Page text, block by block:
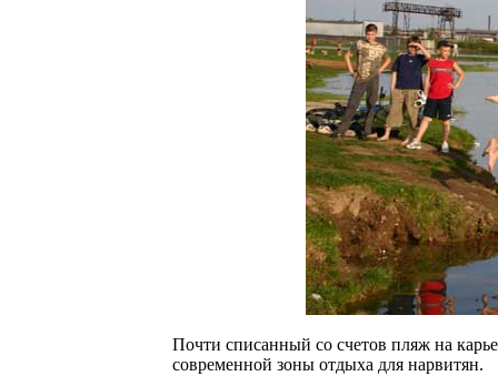
Почти списанный со счетов пляж на
современной зоны отдыха для нарвитян.